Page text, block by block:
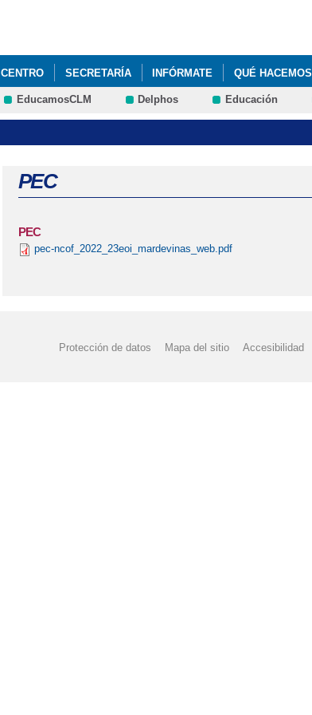
CENTRO SECRETARÍA INFÓRMATE QUÉ HACEMOS
EducamosCLM Delphos Educación
PEC
PEC
pec-ncof_2022_23eoi_mardevinas_web.pdf
Protección de datos Mapa del sitio Accesibilidad